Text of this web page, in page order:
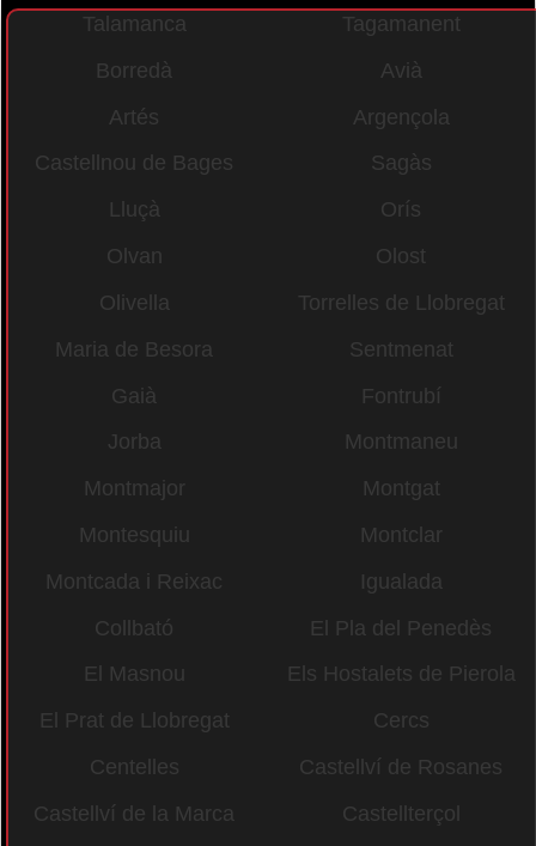
Talamanca
Tagamanent
Borredà
Avià
Artés
Argençola
Castellnou de Bages
Sagàs
Lluçà
Orís
Olvan
Olost
Olivella
Torrelles de Llobregat
Maria de Besora
Sentmenat
Gaià
Fontrubí
Jorba
Montmaneu
Montmajor
Montgat
Montesquiu
Montclar
Montcada i Reixac
Igualada
Collbató
El Pla del Penedès
El Masnou
Els Hostalets de Pierola
El Prat de Llobregat
Cercs
Centelles
Castellví de Rosanes
Castellví de la Marca
Castellterçol